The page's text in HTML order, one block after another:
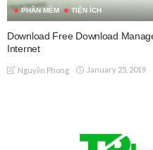
PHẦN MỀM TIỆN ÍCH
Download Free Download
Internet
Nguyễn Phong January 25, 2019